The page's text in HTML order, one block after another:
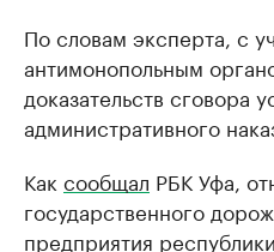
По словам эксперта, с
антимонопольным
доказательств сговора
административного
Как сообщал РБК Уфа,
государственного
предприятия